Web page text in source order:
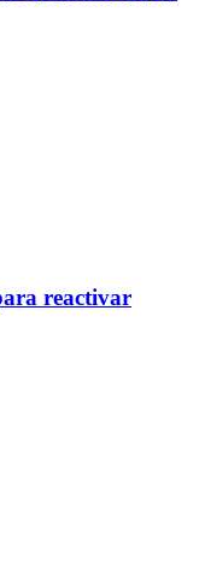
reactivar